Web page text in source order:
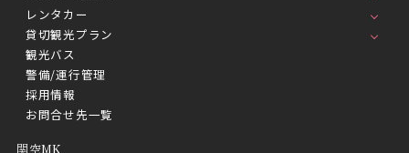
レンタカー
貸切観光プラン
観光バス
警備/運行管理
採用情報
お問合せ先一覧
関空MK